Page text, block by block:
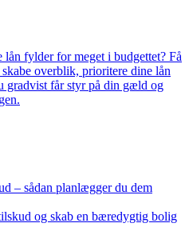
lån fylder for meget i budgettet? Få
overblik, prioritere dine lån
gradvist får styr på din gæld og
– sådan planlægger du dem
og skab en bæredygtig bolig